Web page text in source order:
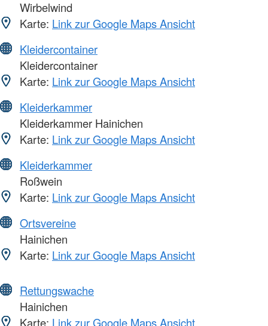
Wirbelwind
Karte: Link zur Google Maps Ansicht
Kleidercontainer
Kleidercontainer
Karte: Link zur Google Maps Ansicht
Kleiderkammer
Kleiderkammer Hainichen
Karte: Link zur Google Maps Ansicht
Kleiderkammer
Roßwein
Karte: Link zur Google Maps Ansicht
Ortsvereine
Hainichen
Karte: Link zur Google Maps Ansicht
Rettungswache
Hainichen
Karte: Link zur Google Maps Ansicht